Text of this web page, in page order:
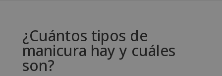
¿Cuántos tipos de
manicura hay y cuáles
son?